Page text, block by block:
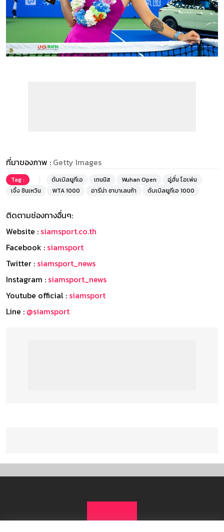
ที่มาของภาพ : Getty Images
Tag : ดับเบิลยูทีเอ เทนนิส Wuhan Open
อู่ฮั่น โอเพ่น
เจิ้ง ชินเหวิน
WTA 1000 อารีน่า ซาบาเลนก้า ดับเบิลยูทีเอ 1000
ติดตามช่องทางอื่นๆ:
Website : siamsport.co.th
Facebook : siamsport
Twitter : siamsport_news
Instagram : siamsport_news
Youtube official : siamsport
Line : @siamsport